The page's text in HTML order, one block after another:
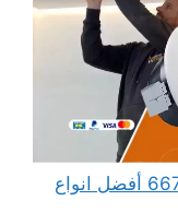
فني سماعات سقف بلوتوث 66780530 أفضل انواع